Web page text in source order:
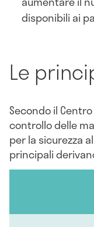
disponibili ai
Le
Secondo il
controllo delle
per la sicurezza
principali